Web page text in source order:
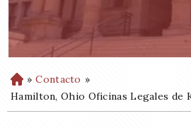
H
o
m
» Contacto »
Hamilton, Ohio Oficinas Legales de